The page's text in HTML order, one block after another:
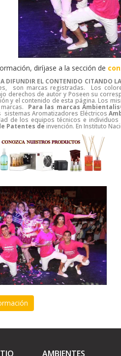
diríjase a la sección de
A DIFUNDIR EL CONTENIDO CITANDO
son marcas registradas. Los
derechos de autor y Poseen su
y el contenido de esta página. Los
Para las marcas
sistemas Aromatizadores Eléctricos
de los equipos técnicos e
Patentes de invención. En Instituto
AMBIENTES